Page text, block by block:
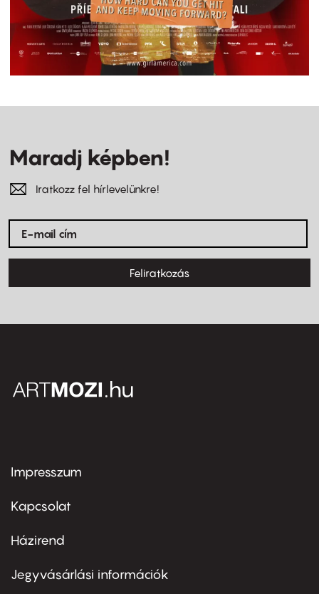
Maradj képben!
Iratkozz fel hírlevelünkre!
Feliratkozás
Footer
first
Impresszum
Kapcsolat
Footer
second
Házirend
Jegyvásárlási információk